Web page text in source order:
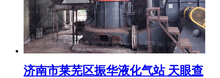
济南市莱芜区振华液化气站 天眼查